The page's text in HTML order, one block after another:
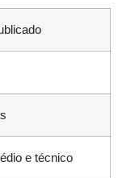
e técnico